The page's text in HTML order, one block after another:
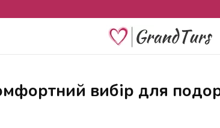
вибір для